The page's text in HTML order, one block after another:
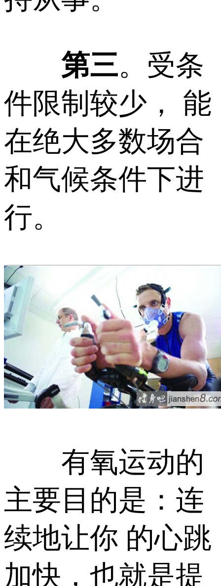
第三。受条
件限制较少， 能
在绝大多数场合
和气候条件下进
行。
有氧运动的
主要目的是：连
续地让你 的心跳
加快，也就是提